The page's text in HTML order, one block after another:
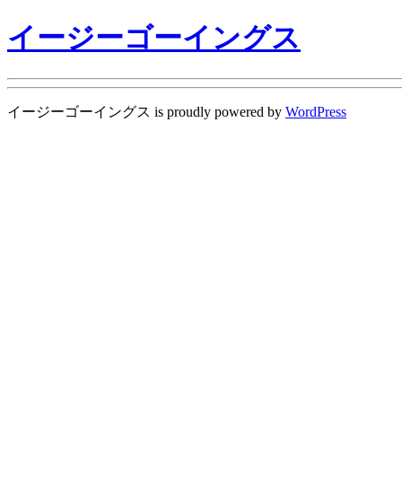
イージーゴーイングス
イージーゴーイングス is proudly powered by WordPress